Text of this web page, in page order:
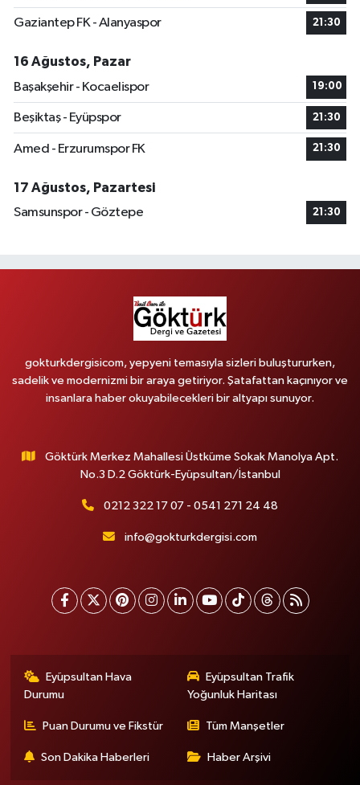
Gaziantep FK - Alanyaspor 21:30
16 Ağustos, Pazar
Başakşehir - Kocaelispor
19:00
Beşiktaş - Eyüpspor 21:30
Amed - Erzurumspor FK 21:30
17 Ağustos, Pazartesi
Samsunspor - Göztepe
21:30
gokturkdergisicom, yepyeni temasıyla sizleri buluştururken,
sadelik ve modernizmi bir araya getiriyor. Şatafattan kaçınıyor ve
insanlara haber okuyabilecekleri bir altyapı sunuyor.
Göktürk Merkez Mahallesi Üstküme Sokak Manolya Apt.
No.3 D.2 Göktürk-Eyüpsultan/İstanbul
0212 322 17 07 - 0541 271 24 48
info@gokturkdergisi.com
Eyüpsultan Hava
Durumu
Eyüpsultan Trafik
Yoğunluk Haritası
Puan Durumu ve Fikstür Tüm Manşetler
Son Dakika Haberleri Haber Arşivi